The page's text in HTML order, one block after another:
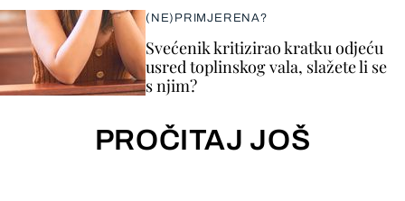
(NE)PRIMJERENA?
Svećenik kritizirao kratku odjeću
usred toplinskog vala, slažete li se
s njim?
PROČITAJ JOŠ